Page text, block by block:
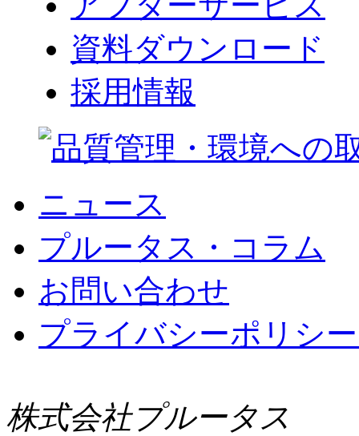
資料ダウンロード
採用情報
ニュース
プルータス・コラム
お問い合わせ
プライバシーポリシ
株式会社プルータス